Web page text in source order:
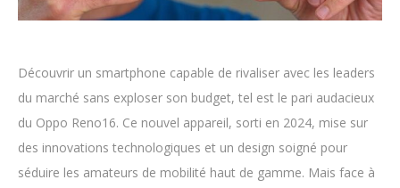
Découvrir un smartphone capable de rivaliser avec les leaders
du marché sans exploser son budget, tel est le pari audacieux
du Oppo Reno16. Ce nouvel appareil, sorti en 2024, mise sur
des innovations technologiques et un design soigné pour
séduire les amateurs de mobilité haut de gamme. Mais face à